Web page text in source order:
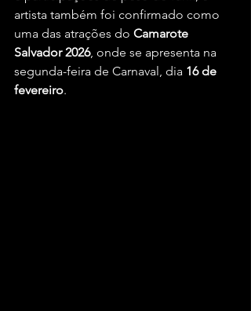
artista também foi confirmado como
uma das atrações do Camarote
Salvador 2026, onde se apresenta na
segunda-feira de Carnaval, dia 16 de
fevereiro.